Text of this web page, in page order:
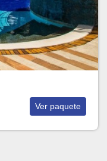
Ver paquete